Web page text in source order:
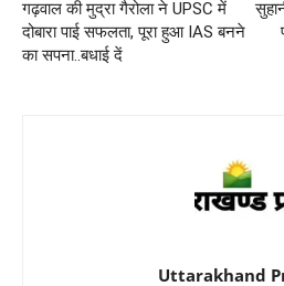
गढ़वाल की मुद्रा गैरोला ने UPSC में
दोबारा पाई सफलता, पूरा हुआ IAS बनने
का सपना..बधाई दें
Uttarakhand